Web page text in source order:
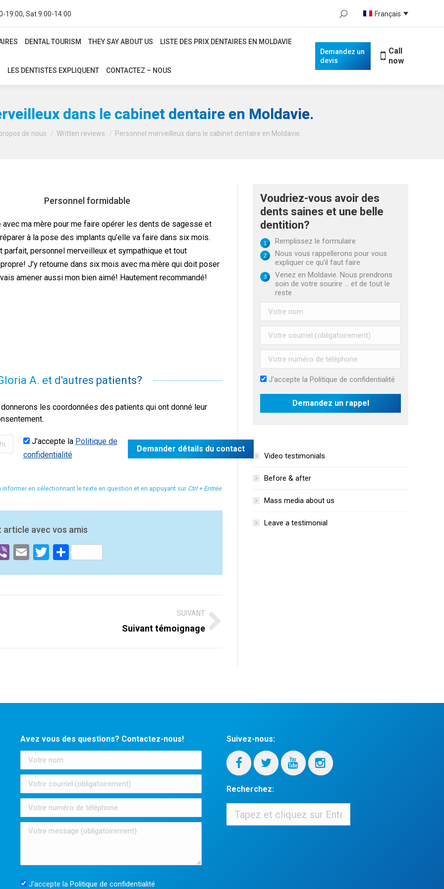
19:00, Sat 9:00-14:00
When autocomplete results are
Français
DENTAL TOURISM THEY SAY ABOUT US LISTE DES PRIX DENTAIRES EN MOLDAVIE
LES DENTISTES EXPLIQUENT CONTACTEZ – NOUS
Demandez un
devis
Call
now
dans le cabinet dentaire en Moldavie.
Vous êtes ici :
de nous Written reviews Personnel merveilleux dans le cabinet dentaire en Moldavie.
Personnel formidable
avec ma mère pour me faire opérer les dents de sagesse et
à la pose des implants qu’elle va faire dans six mois.
parfait, personnel merveilleux et sympathique et tout
J’y retourne dans six mois avec ma mère qui doit poser
amener aussi mon bien aimé! Hautement recommandé!
A. et d'autres patients?
les coordonnées des patients qui ont donné leur
J'accepte la Politique de
confidentialité
en sélectionnant le texte en question et en appuyant sur Ctrl + Entrée
article avec vos amis
ViberEmailTwitterPartager
SUIVANT
Suivant témoignage
Voudriez-vous avoir des
dents saines et une belle
dentition?
Remplissez le formulaire
Nous vous rappellerons pour vous
expliquer ce qu'il faut faire
Venez en Moldavie. Nous prendrons
soin de votre sourire ... et de tout le
reste
J'accepte la Politique de confidentialité
Video testimonials
Before & after
Mass media about us
Leave a testimonial
Avez vous des questions? Contactez-nous!
J'accepte la Politique de confidentialité
Suivez-nous:
Recherchez:
Recherchez:
DENTAL TOURISM
LES DENTISTES EXPLIQUENT CONTACTEZ – NOUS